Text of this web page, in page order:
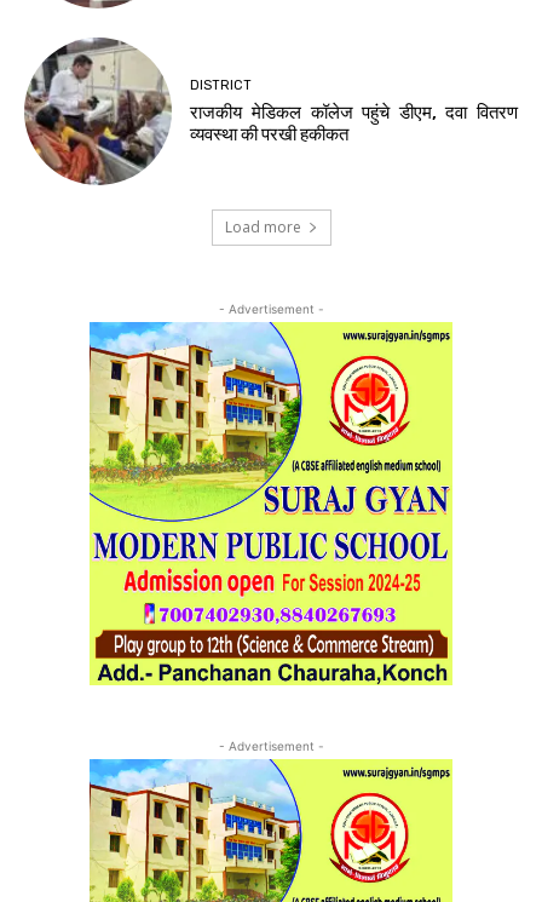
DISTRICT
राजकीय मेडिकल कॉलेज पहुंचे डीएम, दवा वितरण
व्यवस्था की परखी हकीकत
Load more
- Advertisement -
- Advertisement -